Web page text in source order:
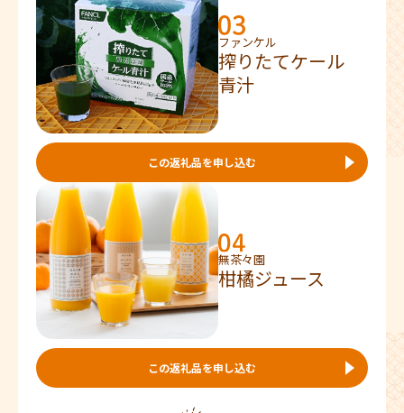
ファンケル
搾りたてケール
青汁
この返礼品を申し込む
無茶々園
柑橘ジュース
この返礼品を申し込む